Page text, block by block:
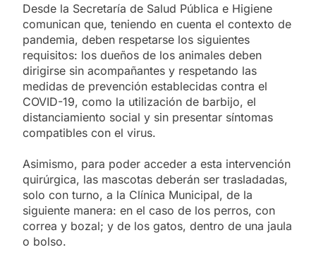
Desde la Secretaría de Salud Pública e Higiene
comunican que, teniendo en cuenta el contexto de
pandemia, deben respetarse los siguientes
requisitos: los dueños de los animales deben
dirigirse sin acompañantes y respetando las
medidas de prevención establecidas contra el
COVID-19, como la utilización de barbijo, el
distanciamiento social y sin presentar síntomas
compatibles con el virus.
Asimismo, para poder acceder a esta intervención
quirúrgica, las mascotas deberán ser trasladadas,
solo con turno, a la Clínica Municipal, de la
siguiente manera: en el caso de los perros, con
correa y bozal; y de los gatos, dentro de una jaula
o bolso.